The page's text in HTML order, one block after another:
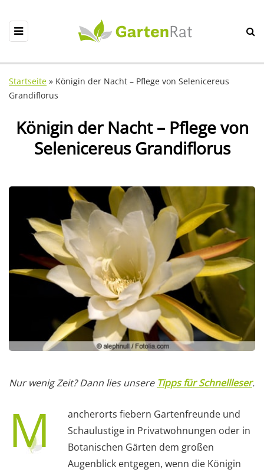
Startseite » Königin der Nacht – Pflege von Selenicereus
Grandiflorus
Königin der Nacht – Pflege von
Selenicereus Grandiflorus
Nur wenig Zeit? Dann lies unsere Tipps für Schnellleser.
M
ancherorts fiebern Gartenfreunde und
Schaulustige in Privatwohnungen oder in
Botanischen Gärten dem großen
Augenblick entgegen, wenn die Königin